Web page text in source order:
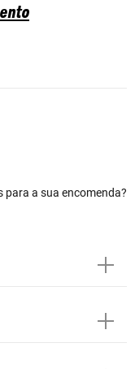
para a sua encomenda?